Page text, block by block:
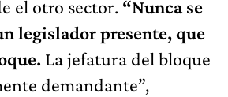
el otro sector. “Nunca se
legislador presente, que
La jefatura del bloque
demandante”,